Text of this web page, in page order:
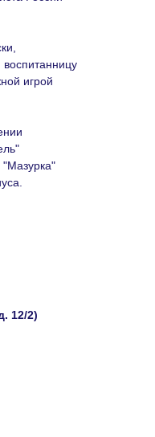
игрой
12/2)